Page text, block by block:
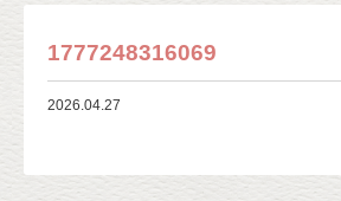
1777248316069
2026.04.27